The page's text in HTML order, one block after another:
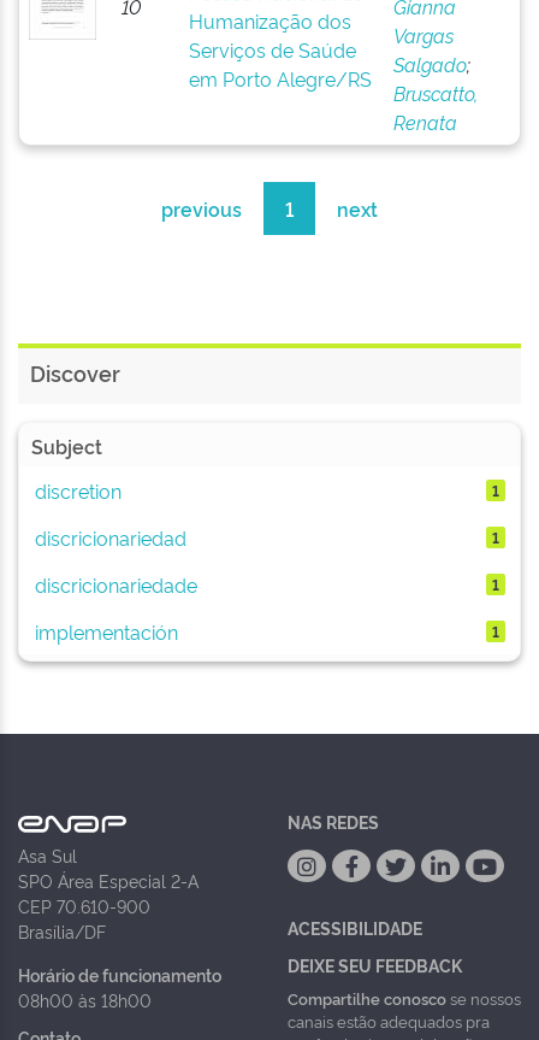
10
Humanização dos
Serviços de Saúde
em Porto Alegre/RS
Gianna
Vargas
Salgado;
Bruscatto,
Renata
previous 1 next
Discover
Subject
discretion
1
discricionariedad 1
discricionariedade 1
implementación 1
Asa Sul
SPO Área Especial 2-A
CEP 70.610-900
Brasília/DF
Horário de funcionamento
08h00 às 18h00
NAS REDES
ACESSIBILIDADE
DEIXE SEU FEEDBACK
Compartilhe conoscose nossos
canais estão adequados pra